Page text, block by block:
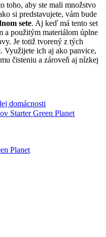
toho, aby ste mali množstvo
si predstavujete, vám bude
sete. Aj keď má tento set
a použitým materiálom úplne
Je totiž tvorený z tých
Využijete ich aj ako panvice,
čisteniu a zároveň aj nízkej
domácnosti
Starter Green Planet
Planet